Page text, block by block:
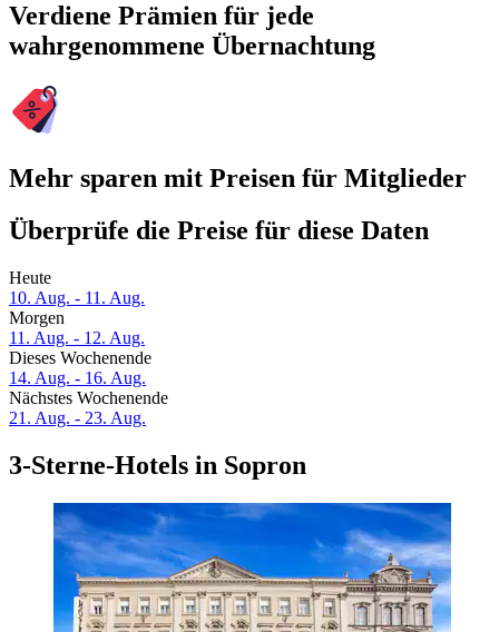
Verdiene Prämien für jede
wahrgenommene Übernachtung
Mehr sparen mit Preisen für Mitglieder
Überprüfe die Preise für diese Daten
Heute
10. Aug. - 11. Aug.
Morgen
11. Aug. - 12. Aug.
Dieses Wochenende
14. Aug. - 16. Aug.
Nächstes Wochenende
21. Aug. - 23. Aug.
3-Sterne-Hotels in Sopron